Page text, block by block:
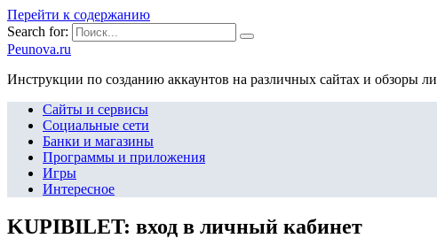
Перейти к содержанию
Search for:
Peunova.ru
Инструкции по созданию аккаунтов на различных сайтах и обзоры
Сайты и сервисы
Социальные сети
Банки и магазины
Программы и приложения
Игры
Интересное
KUPIBILET: вход в личный кабинет